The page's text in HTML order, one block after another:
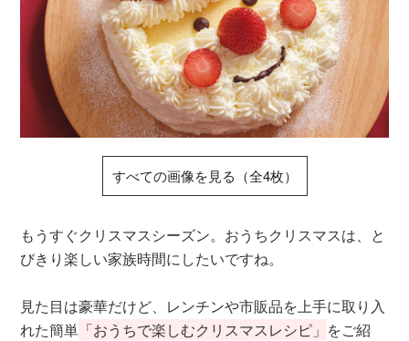
すべての画像を見る（全4枚）
もうすぐクリスマスシーズン。おうちクリスマスは、と
びきり楽しい家族時間にしたいですね。
見た目は豪華だけど、レンチンや市販品を上手に取り入
れた簡単 「おうちで楽しむクリスマスレシピ」 をご紹